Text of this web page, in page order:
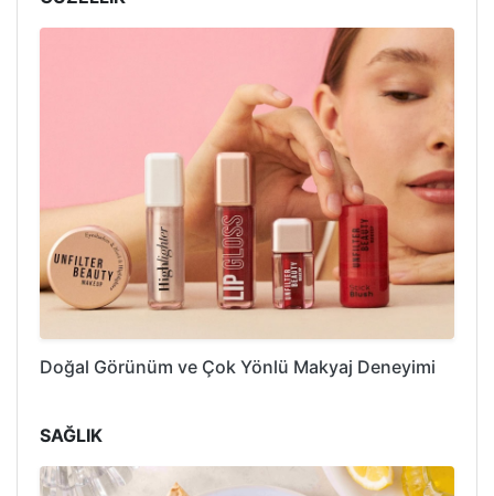
Doğal Görünüm ve Çok Yönlü Makyaj Deneyimi
SAĞLIK